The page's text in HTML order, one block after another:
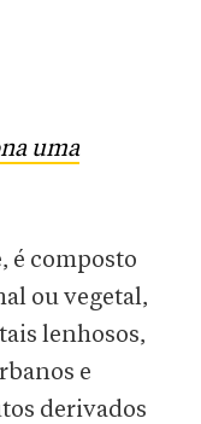
uma
é composto
ou vegetal,
lenhosos,
e
derivados